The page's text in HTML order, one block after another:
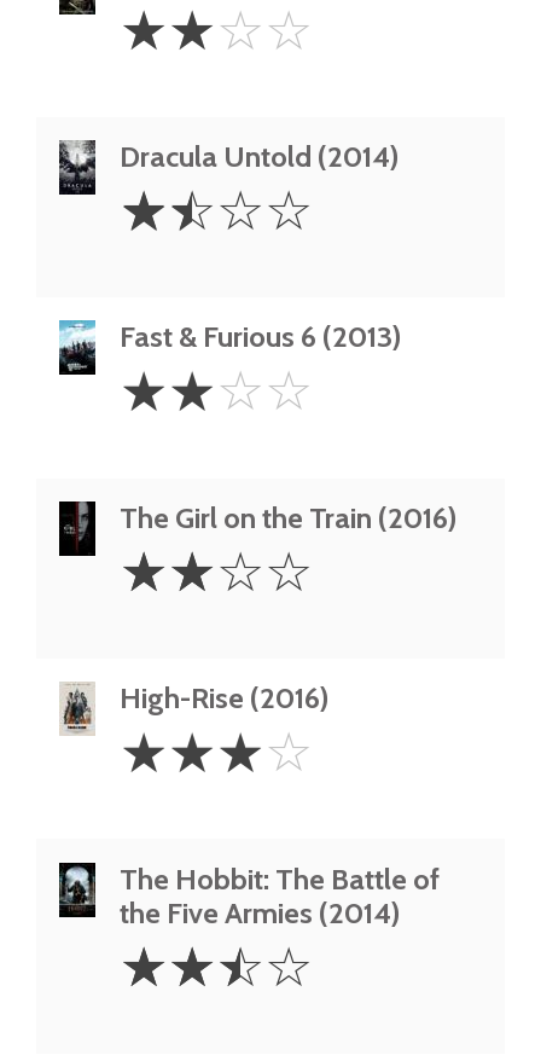
Stars
☆☆☆☆
Dracula Untold (2014)
1.5
Stars
☆☆☆☆
Fast & Furious 6 (2013)
Stars
☆☆☆☆
The Girl on the Train (2016)
Stars
☆☆☆☆
High-Rise (2016)
Stars
☆☆☆☆
The Hobbit: The Battle of
the Five Armies (2014)
2.5
Stars
☆☆☆☆